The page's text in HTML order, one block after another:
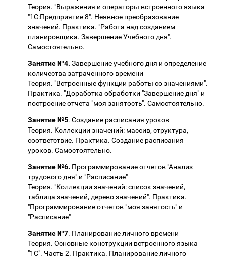
Теория. "Выражения и операторы встроенного языка
"1С:Предприятие 8". Неявное преобразование
значений. Практика. "Работа над созданием
планировщика. Завершение Учебного дня".
Самостоятельно.
Занятие №4. Завершение учебного дня и определение
количества затраченного времени
Теория. "Встроенные функции работы со значениями".
Практика. "Доработка обработки "Завершение дня" и
построение отчета "моя занятость". Самостоятельно.
Занятие №5. Создание расписания уроков
Теория. Коллекции значений: массив, структура,
соответствие. Практика. Создание расписания
уроков. Самостоятельно.
Занятие №6. Программирование отчетов "Анализ
трудового дня" и "Расписание"
Теория. "Коллекции значений: список значений,
таблица значений, дерево значений". Практика.
"Программирование отчетов "моя занятость" и
"Расписание"
Занятие №7. Планирование личного времени
Теория. Основные конструкции встроенного языка
"1С". Часть 2. Практика. Планирование личного